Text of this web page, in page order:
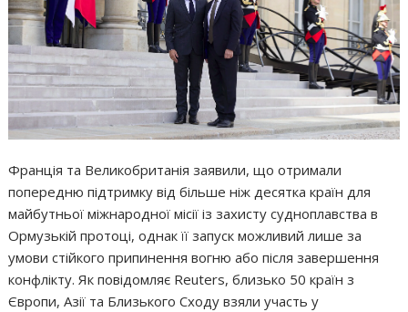
Франція та Великобританія заявили, що отримали
попередню підтримку від більше ніж десятка країн для
майбутньої міжнародної місії із захисту судноплавства в
Ормузькій протоці, однак її запуск можливий лише за
умови стійкого припинення вогню або після завершення
конфлікту. Як повідомляє Reuters, близько 50 країн з
Європи, Азії та Близького Сходу взяли участь у